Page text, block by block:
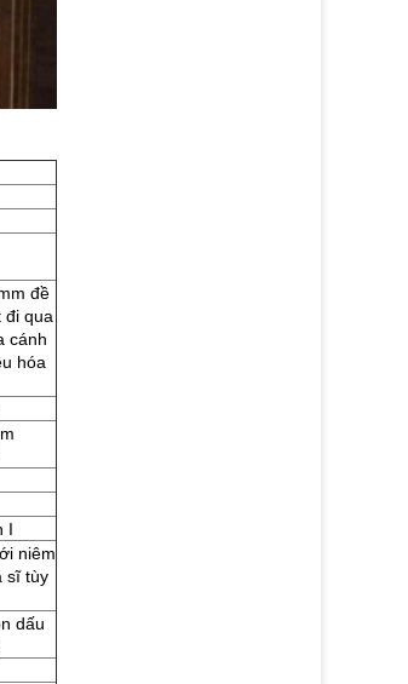
đề
đi qua
cánh
hóa
I
niêm
sĩ tùy
dấu